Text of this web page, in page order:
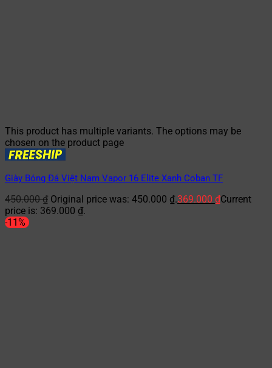
This product has multiple variants. The options may be
chosen on the product page
Giày Bóng Đá Việt Nam Vapor 16 Elite Xanh Coban TF
450.000₫ Original price was: 450.000 ₫.369.000 ₫Current
price is: 369.000 ₫.
-11%